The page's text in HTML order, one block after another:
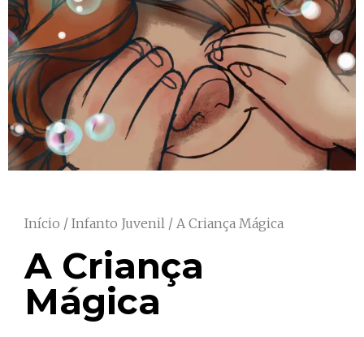
Início / Infanto Juvenil / A Criança Mágica
A Criança
Mágica